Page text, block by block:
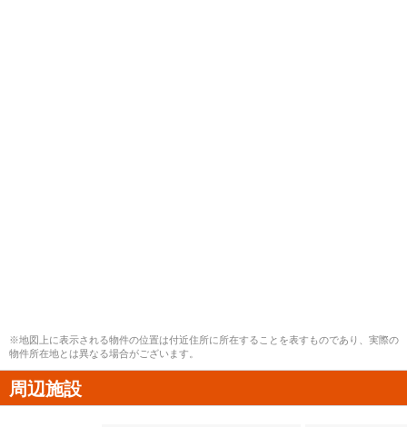
※地図上に表示される物件の位置は付近住所に所在することを表すものであり、実際の
物件所在地とは異なる場合がございます。
周辺施設